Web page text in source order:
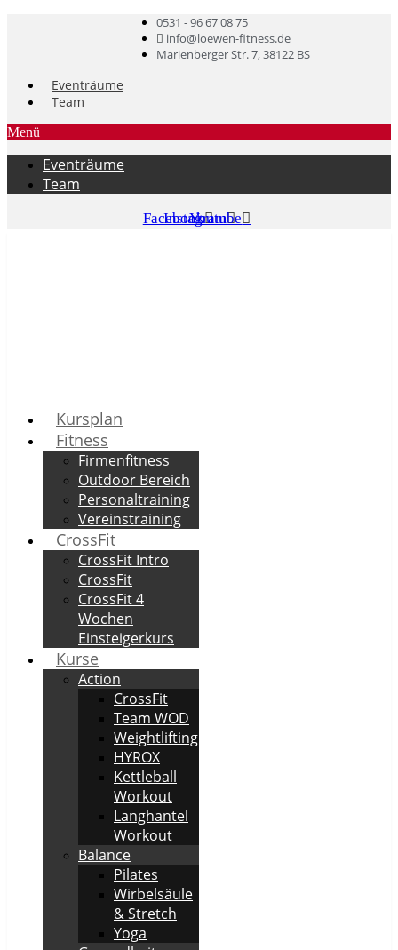
0531 - 96 67 08 75
info@loewen-fitness.de
Marienberger Str. 7, 38122 BS
Eventräume
Team
Menü
Eventräume
Team
Facebook
Instagram
Youtube
Kursplan
Fitness
Firmenfitness
Outdoor Bereich
Personaltraining
Vereinstraining
CrossFit
CrossFit Intro
CrossFit
CrossFit 4
Wochen
Einsteigerkurs
Kurse
Action
CrossFit
Team WOD
Weightlifting
HYROX
Kettleball
Workout
Langhantel
Workout
Balance
Pilates
Wirbelsäule
& Stretch
Yoga